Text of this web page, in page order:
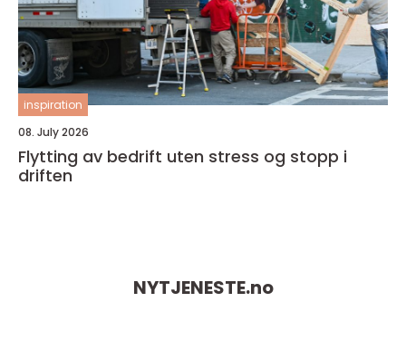
inspiration
08. July 2026
Flytting av bedrift uten stress og stopp i
driften
NYTJENESTE.no